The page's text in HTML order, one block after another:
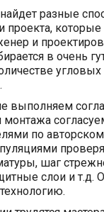
разные
проекта,
и
в очень
угловых
выполняем
по
шаг
слои и т.д.